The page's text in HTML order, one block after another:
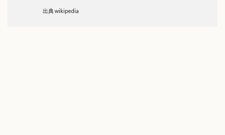
出典 wikipedia